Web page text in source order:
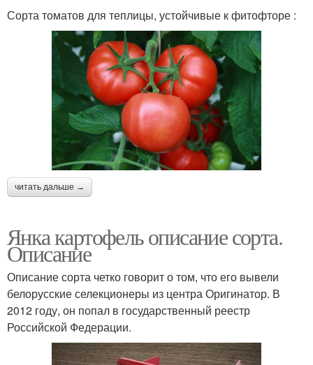
Сорта томатов для теплицы, устойчивые к фитофторе :
читать дальше →
Янка картофель описание сорта.
Описание
Описание сорта четко говорит о том, что его вывели
белорусские селекционеры из центра Оригинатор. В
2012 году, он попал в государственный реестр
Российской Федерации.